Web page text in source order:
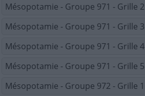
Mésopotamie - Groupe 971 - Grille 2
Mésopotamie - Groupe 971 - Grille 3
Mésopotamie - Groupe 971 - Grille 4
Mésopotamie - Groupe 971 - Grille 5
Mésopotamie - Groupe 972 - Grille 1